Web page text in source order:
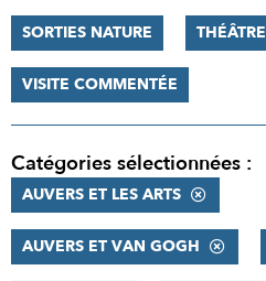
SORTIES NATURE THÉÂTRE
VISITE COMMENTÉE
Catégories sélectionnées :
AUVERS ET LES ARTS
AUVERS ET VAN GOGH